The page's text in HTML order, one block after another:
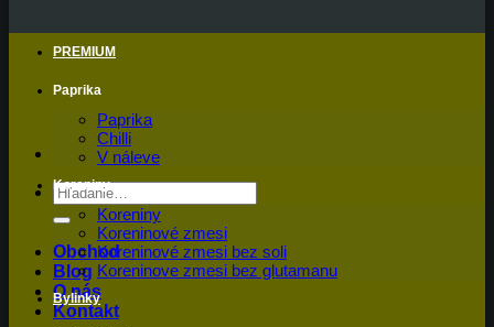
Hľadať:
Obchod
Blog
O nás
Kontakt
PREMIUM
Paprika
Paprika
Chilli
V náleve
Koreniny
Koreniny
Koreninové zmesi
Koreninové zmesi bez soli
Koreninove zmesi bez glutamanu
Bylinky